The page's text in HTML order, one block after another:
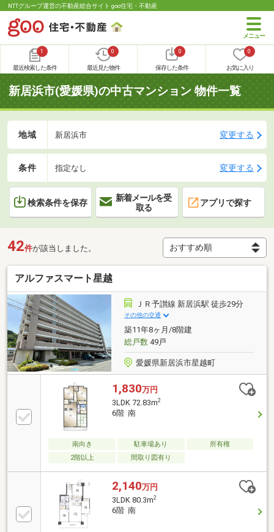
NTTグループ運営の不動産総合サイト goo住宅・不動産
1
最近検索した条件
0
最近見た物件
0
保存した条件
0
お気に入り
新居浜市(愛媛県)の中古マンション 物件一覧
地域 新居浜市 変更する
条件 指定なし 変更する
検索条件を保存
新着メールを受
取る
アプリで探す
42件が該当しました。
アルファスマート星越
ＪＲ予讃線 新居浜駅 徒歩29分
その他の交通
築11年8ヶ月/8階建
総戸数49戸
愛媛県新居浜市星越町
1,830万円
3LDK 72.83m2
6階 南
南向き 駐車場あり
所有権
2階以上
間取り図有り
2,140万円
3LDK 80.3m2
6階 南